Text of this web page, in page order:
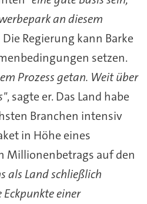
an diesem
Die Regierung kann Barke
setzen.
Prozess getan. Weit über
, sagte er. Das Land habe
Branchen intensiv
in Höhe eines
Millionenbetrags auf den
als Land schließlich
einer